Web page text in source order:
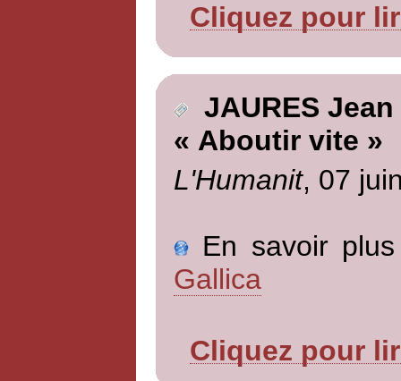
Cliquez pour
JAURES Jean
« Aboutir vite »
L'Humanit, 07
En savoir
Gallica
Cliquez pour